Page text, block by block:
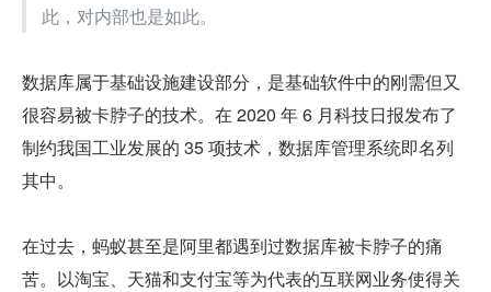
此，对内部也是如此。
数据库属于基础设施建设部分，是基础软件中的刚需但又
很容易被卡脖子的技术。在 2020 年 6 月科技日报发布了
制约我国工业发展的 35 项技术，数据库管理系统即名列
其中。
在过去，蚂蚁甚至是阿里都遇到过数据库被卡脖子的痛
苦。以淘宝、天猫和支付宝等为代表的互联网业务使得关